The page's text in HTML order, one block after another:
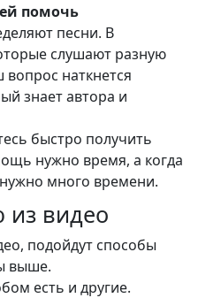
помочь
песни. В
слушают разную
наткнется
знает автора и
быстро получить
нужно время, а когда
много времени.
из видео
подойдут способы
выше.
есть и другие.